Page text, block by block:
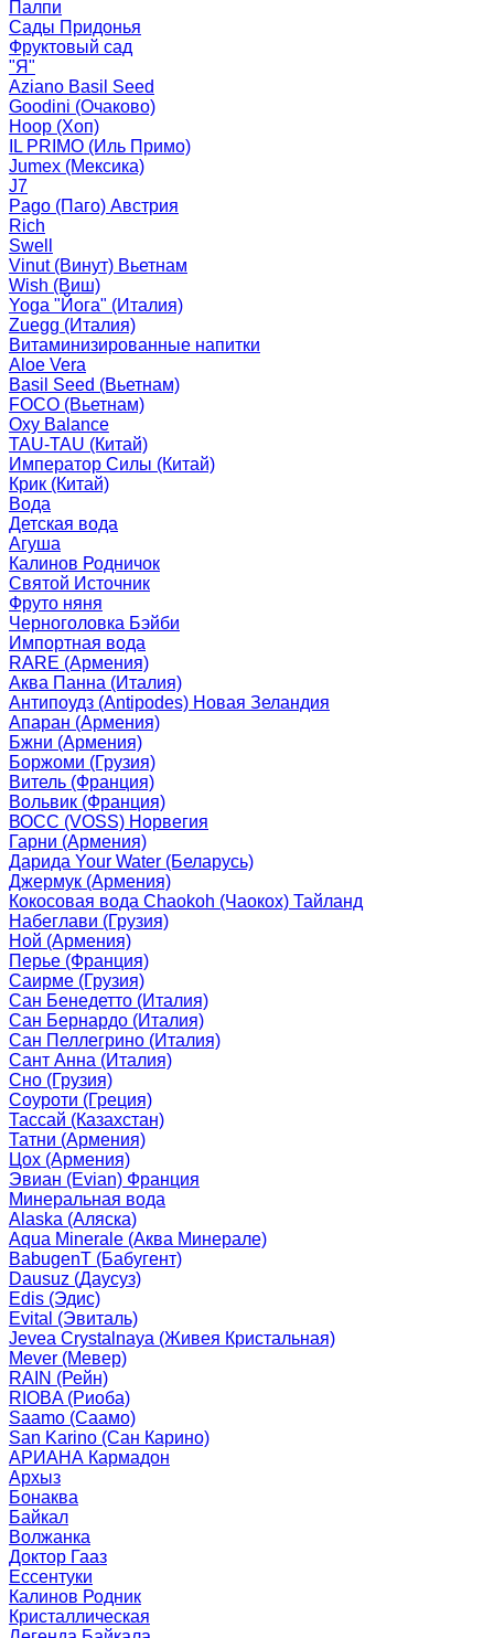
Палпи
Сады Придонья
Фруктовый сад
"Я"
Aziano Basil Seed
Goodini (Очаково)
Hoop (Хоп)
IL PRIMO (Иль Примо)
Jumex (Мексика)
J7
Pago (Паго) Австрия
Rich
Swell
Vinut (Винут) Вьетнам
Wish (Виш)
Yoga "Йога" (Италия)
Zuegg (Италия)
Витаминизированные напитки
Aloe Vera
Basil Seed (Вьетнам)
FOCO (Вьетнам)
Oxy Balance
TAU-TAU (Китай)
Император Силы (Китай)
Крик (Китай)
Вода
Детская вода
Агуша
Калинов Родничок
Святой Источник
Фруто няня
Черноголовка Бэйби
Импортная вода
RARE (Армения)
Аква Панна (Италия)
Антипоудз (Antipodes) Новая Зеландия
Апаран (Армения)
Бжни (Армения)
Боржоми (Грузия)
Витель (Франция)
Вольвик (Франция)
ВОСС (VOSS) Норвегия
Гарни (Армения)
Дарида Your Water (Беларусь)
Джермук (Армения)
Кокосовая вода Chaokoh (Чаокох) Тайланд
Набеглави (Грузия)
Ной (Армения)
Перье (Франция)
Саирме (Грузия)
Сан Бенедетто (Италия)
Сан Бернардо (Италия)
Сан Пеллегрино (Италия)
Сант Анна (Италия)
Сно (Грузия)
Соуроти (Греция)
Тассай (Казахстан)
Татни (Армения)
Цох (Армения)
Эвиан (Evian) Франция
Минеральная вода
Alaska (Аляска)
Aqua Minerale (Аква Минерале)
BabugenT (Бабугент)
Dausuz (Даусуз)
Edis (Эдис)
Evital (Эвиталь)
Jevea Crystalnaya (Живея Кристальная)
Mever (Мевер)
RAIN (Рейн)
RIOBA (Риоба)
Saamo (Саамо)
San Karino (Сан Карино)
АРИАНА Кармадон
Архыз
Бонаква
Байкал
Волжанка
Доктор Гааз
Ессентуки
Калинов Родник
Кристаллическая